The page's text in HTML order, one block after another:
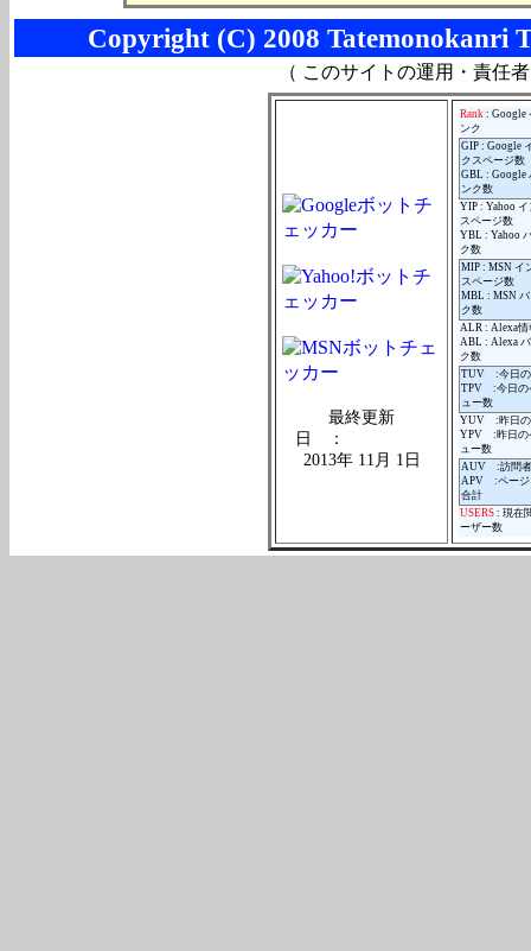
Copyright (C) 2008 Tatemonokanri
（ このサイトの運用・責任
最終更新
日 ：
2013年 11月 1日
Rank : Google
ンク
GIP : Google
クスページ数
GBL : Google
ンク数
YIP : Yahoo
スページ数
YBL : Yahoo
ク数
MIP : MSN イ
スページ数
MBL : MSN
ク数
ALR : Alexa情
ABL : Alexa
ク数
TUV :今日の
TPV :今日の
ュー数
YUV :昨日の
YPV :昨日の
ュー数
AUV :訪問者
APV :ページ
合計
USERS : 現在
ーザー数